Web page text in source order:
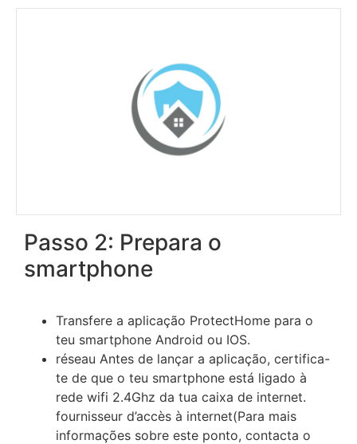
Passo 2: Prepara o
smartphone
Transfere a aplicação ProtectHome para o
teu smartphone Android ou IOS.
réseau Antes de lançar a aplicação, certifica-
te de que o teu smartphone está ligado à
rede wifi 2.4Ghz da tua caixa de internet.
fournisseur d’accès à internet(Para mais
informações sobre este ponto, contacta o